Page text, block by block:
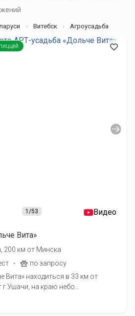
Витебск Агроусадьба
1 /53 Видео
Вита»
200 км от Минска
·
по запросу
Вита» находиться в 33 км от
на краю небо...